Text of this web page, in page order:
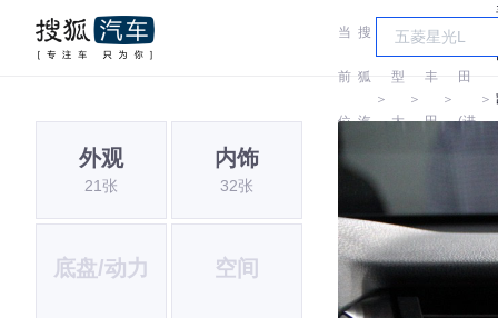
当
前
位
置:
搜
狐
汽
车
＞
车
型
大
＞
丰
田
＞
丰
田
(进
＞
外观
21张
内饰
32张
底盘/动力 空间